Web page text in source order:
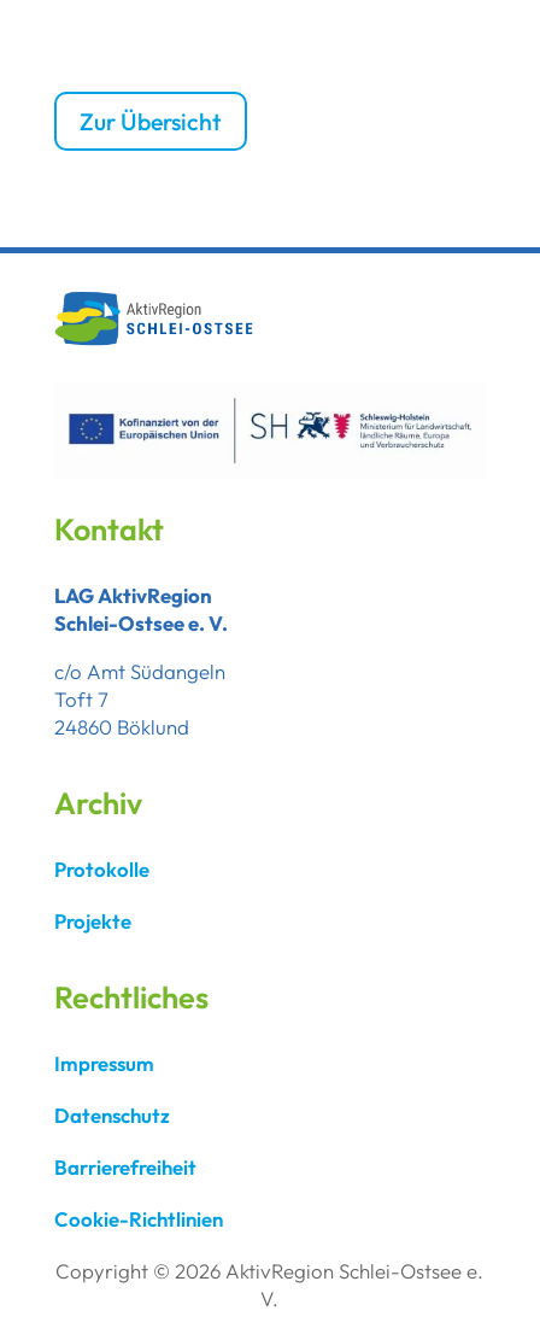
Zur Übersicht
Kontakt
LAG AktivRegion
Schlei-Ostsee e. V.
c/o Amt Südangeln
Toft 7
24860 Böklund
Archiv
Protokolle
Projekte
Rechtliches
Impressum
Datenschutz
Barrierefreiheit
Cookie-Richtlinien
Copyright © 2026 AktivRegion Schlei-Ostsee e.
V.